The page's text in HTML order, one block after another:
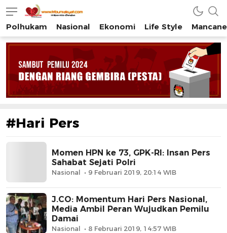
Tribun Rakyat
Tulus – Terdepan – Diharapkan
Polhukam Nasional Ekonomi Life Style
#Hari Pers
Momen HPN ke 73, GPK-RI: Insan Pers
Sahabat Sejati Polri
Nasional 9 Februari 2019, 20:14 WIB
J.CO: Momentum Hari Pers Nasional,
Media Ambil Peran Wujudkan Pemilu
Damai
Nasional 8 Februari 2019, 14:57 WIB